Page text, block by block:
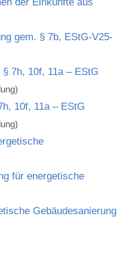
gem. § 7b, EStG-V25-
7h, 10f, 11a – EStG
10f, 11a – EStG
für energetische
Gebäudesanierung